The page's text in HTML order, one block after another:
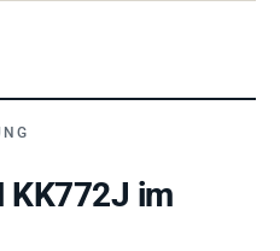
KK772J im